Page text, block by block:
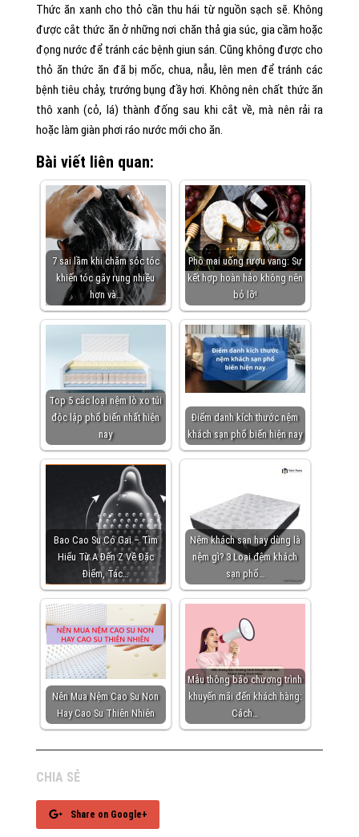
Thức ăn xanh cho thỏ cần thu hái từ nguồn sạch sẽ. Không
được cắt thức ăn ở những nơi chăn thả gia súc, gia cầm hoặc
đọng nước để tránh các bệnh giun sán. Cũng không được cho
thỏ ăn thức ăn đã bị mốc, chua, nẫu, lên men để tránh các
bệnh tiêu chảy, trướng bụng đầy hơi. Không nên chất thức ăn
thô xanh (cỏ, lá) thành đống sau khi cắt về, mà nên rải ra
hoặc làm giàn phơi ráo nước mới cho ăn.
Bài viết liên quan:
7 sai lầm khi chăm sóc tóc
khiến tóc gãy rụng nhiều
hơn và…
Phô mai uống rượu vang: Sự
kết hợp hoàn hảo không nên
bỏ lỡ!
Top 5 các loại nệm lò xo túi
độc lập phổ biến nhất hiện
nay
Điểm danh kích thước nệm
khách sạn phổ biến hiện nay
Bao Cao Su Có Gai – Tìm
Hiểu Từ A Đến Z Về Đặc
Điểm, Tác…
Nệm khách sạn hay dùng là
nệm gì? 3 Loại đệm khách
sạn phổ…
Nên Mua Nệm Cao Su Non
Hay Cao Su Thiên Nhiên
Mẫu thông báo chương trình
khuyến mãi đến khách hàng:
Cách…
CHIA SẺ
Share on Google+